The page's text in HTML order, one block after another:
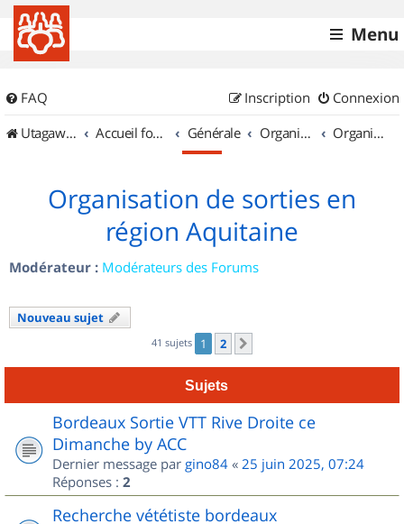
Menu
FAQ Connexion
Inscription
UtagawaVTT (Randos VTT et VTTAE avec traces GPS)
Accueil forum Générale Organisation de sorties & Recherche de partenaires Organisation de sorties en région Aquitaine
Organisation de sorties en
région Aquitaine
Modérateur : Modérateurs des Forums
Nouveau sujet
41 sujets 1 2
Sujets
Bordeaux Sortie VTT Rive Droite ce
Dimanche by ACC
Dernier message par gino84 « 25 juin 2025, 07:24
Réponses : 2
Recherche vététiste bordeaux